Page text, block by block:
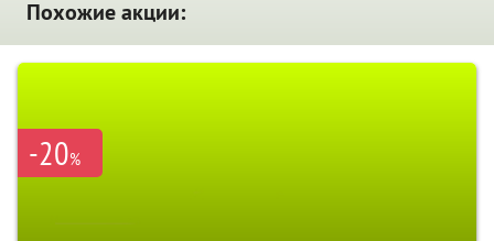
Похожие акции:
-20%